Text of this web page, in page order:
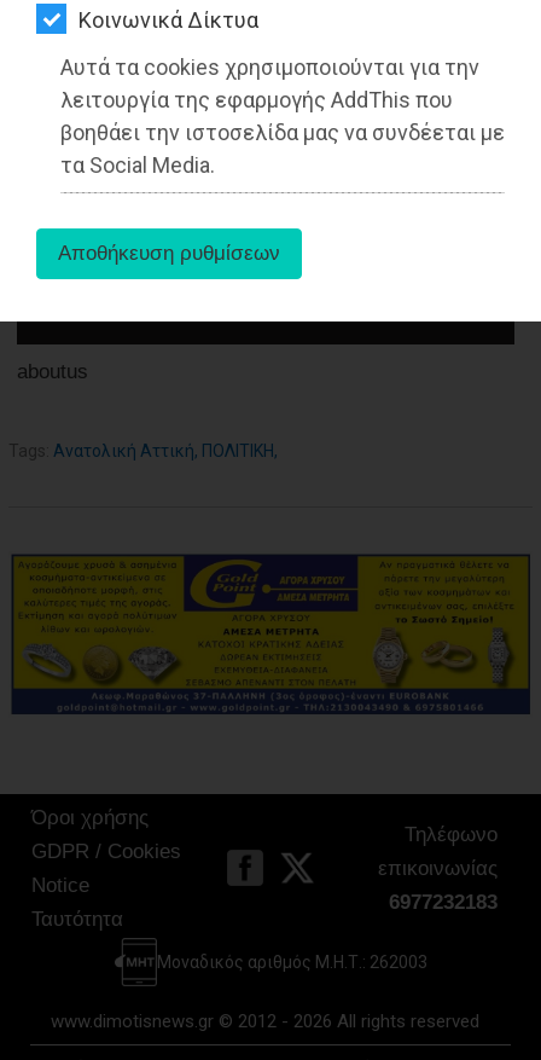
Kοινωνικά Δίκτυα
Αυτά τα cookies χρησιμοποιούνται για την
λειτουργία της εφαρμογής AddThis που
βοηθάει την ιστοσελίδα μας να συνδέεται με
τα Social Media.
ΨΙΘΥΡΟΙ
ΑΠΟΣΤΟΛΗ
ΑΡΘΡΩΝ
26-02-2022
aboutus
Tags: Ανατολική Αττική, ΠΟΛΙΤΙΚΗ,
Όροι χρήσης
GDPR / Cookies
Notice
Ταυτότητα
Τηλέφωνο
επικοινωνίας
6977232183
Μοναδικός αριθμός Μ.Η.Τ.: 262003
www.dimotisnews.gr © 2012 - 2026 All rights reserved